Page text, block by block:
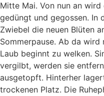
Mitte Mai. Von nun an
gedüngt und gegossen. In
Zwiebel die neuen Blüten
Sommerpause. Ab da
Laub beginnt zu welken.
vergilbt, werden sie
ausgetopft. Hinterher
trockenen Platz. Die